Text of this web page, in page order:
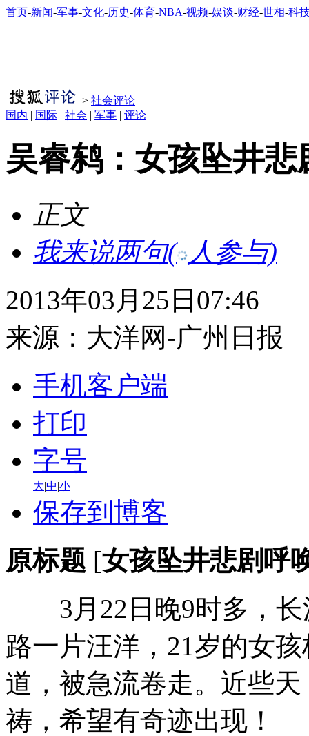
首页-新闻-军事-文化-历史-体育-NBA-视频-娱谈-财经-世相-科
> 社会评论
国内 | 国际 | 社会 | 军事 | 评论
吴睿鸫：女孩坠井
正文
我来说两句( 人参与)
2013年03月25日07:46
来源： 大洋网-广州日报
手机客户端
打印
字号
大|中|小
保存到博客
原标题 [女孩坠井悲剧呼
3月22日晚9时多，长
路一片汪洋，21岁的女
道，被急流卷走。近些
祷，希望有奇迹出现！